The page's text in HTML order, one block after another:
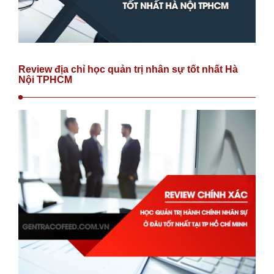
Review địa chỉ học quản trị nhân sự tốt nhất Hà
Nội TPHCM